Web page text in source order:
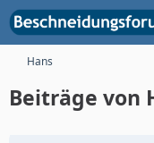
Hans
Beiträge von